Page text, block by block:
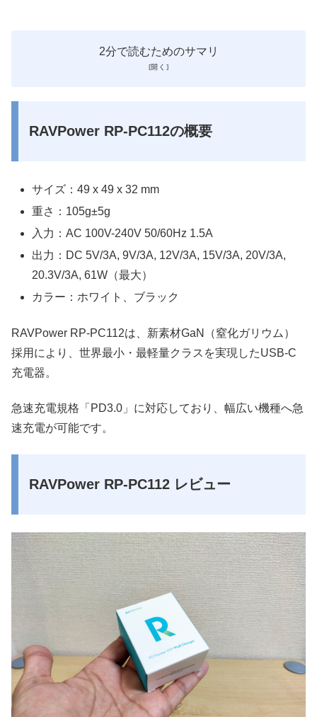
2分で読むためのサマリ
RAVPower RP-PC112の概要
サイズ：49 x 49 x 32 mm
重さ：105g±5g
入力：AC 100V-240V 50/60Hz 1.5A
出力：DC 5V/3A, 9V/3A, 12V/3A, 15V/3A, 20V/3A,
20.3V/3A, 61W（最大）
カラー：ホワイト、ブラック
RAVPower RP-PC112は、新素材GaN（窒化ガリウム）
採用により、世界最小・最軽量クラスを実現したUSB-C
充電器。
急速充電規格「PD3.0」に対応しており、幅広い機種へ急
速充電が可能です。
RAVPower RP-PC112 レビュー